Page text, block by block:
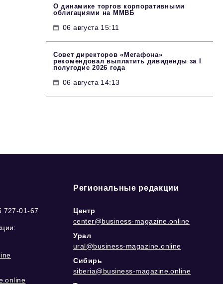
О динамике торгов корпоративными
облигациями на ММВБ
06 августа 15:11
Совет директоров «Мегафона»
рекомендовал выплатить дивиденды за I
полугодие 2026 года
06 августа 14:13
727-01-67
Региональные редакции
Центр
center@business-magazine.online
Урал
ural@business-magazine.online
Сибирь
siberia@business-magazine.online